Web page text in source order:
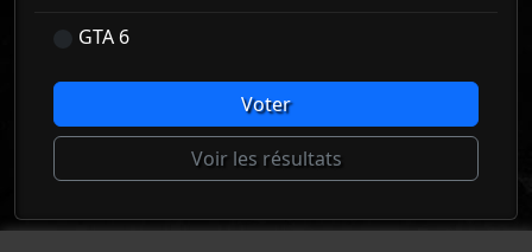
GTA 6
Voter
Voir les résultats